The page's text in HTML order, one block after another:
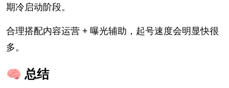
期冷启动阶段。
合理搭配内容运营 + 曝光辅助，起号速度会明显快很
多。
🧠 总结